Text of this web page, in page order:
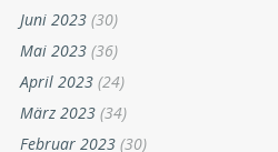
Juni 2023 (30)
Mai 2023 (36)
April 2023 (24)
März 2023 (34)
Februar 2023 (30)